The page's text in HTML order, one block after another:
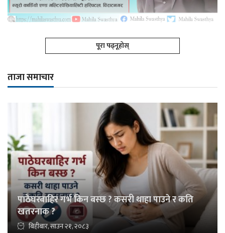
पूरा पढ्नूहोस्
ताजा समाचार
पाठेघरबाहिर गर्भ किन बस्छ ? कसरी थाहा पाउने र कति
खतरनाक ?
बिहीबार, साउन २१, २०८३